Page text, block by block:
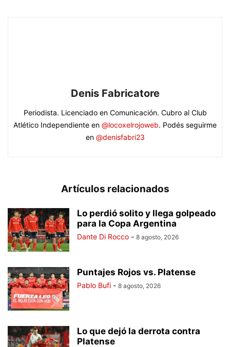
Denis Fabricatore
Periodista. Licenciado en Comunicación. Cubro al Club
Atlético Independiente en @locoxelrojoweb. Podés seguirme
en @denisfabri23
Artículos relacionados
Lo perdió solito y llega golpeado
para la Copa Argentina
Dante Di Rocco - 8 agosto, 2026
Puntajes Rojos vs. Platense
Pablo Bufi - 8 agosto, 2026
Lo que dejó la derrota contra
Platense